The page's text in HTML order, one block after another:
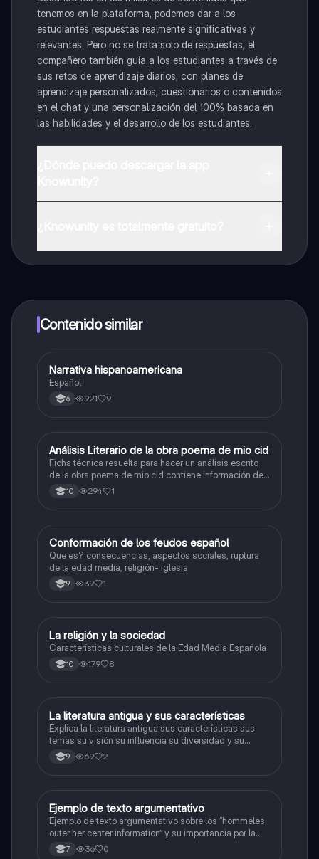
tenemos en la plataforma, podemos dar a los
estudiantes respuestas realmente significativas y
relevantes. Pero no se trata solo de respuestas, el
compañero también guía a los estudiantes a través de
sus retos de aprendizaje diarios, con planes de
aprendizaje personalizados, cuestionarios o contenidos
en el chat y una personalización del 100% basada en
las habilidades y el desarrollo de los estudiantes.
a determinadas funciones.
Contenido similar
Lengua Castellana
Narrativa hispanoamericana
Español
6 921 9
Lengua Castellana
Análisis Literario de la obra poema de mio cid
Ficha técnica resuelta para hacer un análisis escrito
de la obra poema de mio cid contiene información de
la obra y opiniones personales.
10 294 1
Lengua Castellana
Conformación de los feudos español
Que es? consecuencias, aspectos sociales, ruptura
de la edad media, religión- iglesia
9 39 1
Lengua Castellana
La religión y la sociedad
Características culturales de la Edad Media Española
10 179 8
Lengua Castellana
La literatura antigua y sus características
Explica la literatura antigua sus características sus
temas su visión su influencia su diversidad y su
transmisión
9 69 2
Lengua Castellana
Ejemplo de texto argumentativo
Ejemplo de texto argumentativo sobre los “hommeles
outer her center information” y su importancia por la
cual debería estar en todo el mundo
7 36 0